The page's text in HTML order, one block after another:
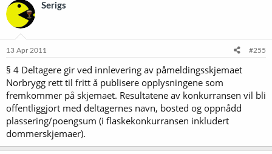
Serigs
13 Apr 2011 #255
§ 4 Deltagere gir ved innlevering av påmeldingsskjemaet
Norbrygg rett til fritt å publisere opplysningene som
fremkommer på skjemaet. Resultatene av konkurransen vil bli
offentliggjort med deltagernes navn, bosted og oppnådd
plassering/poengsum (i flaskekonkurransen inkludert
dommerskjemaer).